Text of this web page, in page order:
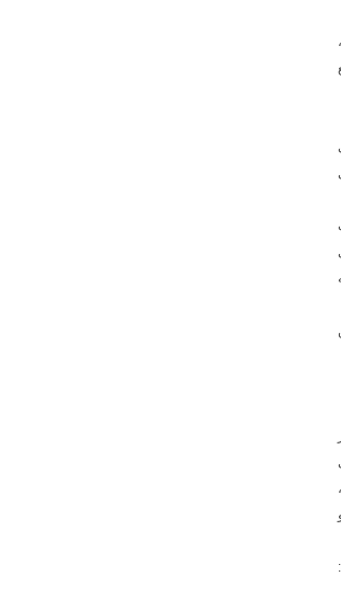
از تاریخ ۱۵ مه